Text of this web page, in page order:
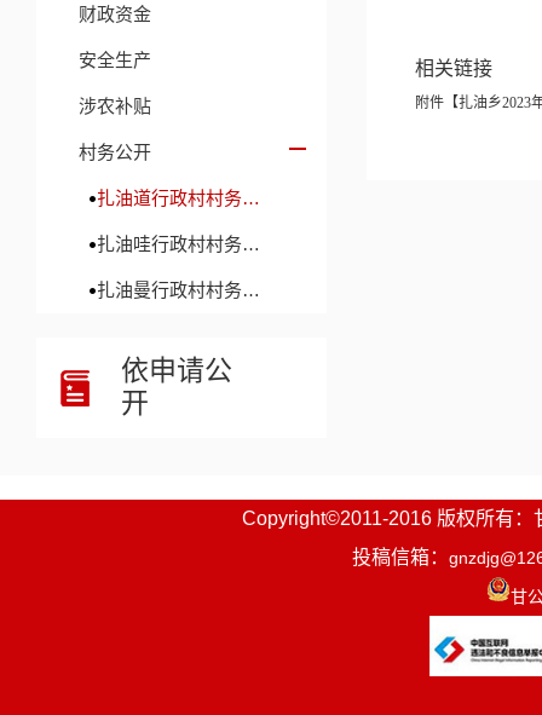
财政资金
安全生产
涉农补贴
村务公开
扎油道行政村村务公开
扎油哇行政村村务公开
扎油曼行政村村务公开
依申请公
开
相关链接
附件【扎油乡2023
Copyright©2011-2016 版权所有：
投稿信箱：
甘